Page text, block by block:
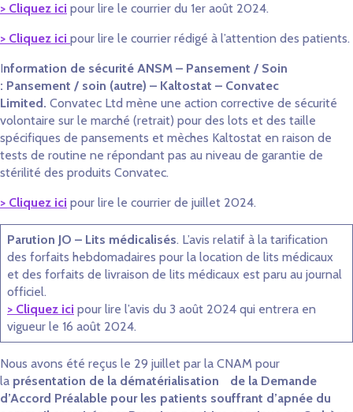
> Cliquez ici pour lire le courrier du 1er août 2024.
> Cliquez ici pour lire le courrier rédigé à l’attention des patients.
Information de sécurité ANSM – Pansement / Soin
: Pansement / soin (autre) – Kaltostat – Convatec
Limited. Convatec Ltd mène une action corrective de sécurité
volontaire sur le marché (retrait) pour des lots et des taille
spécifiques de pansements et mèches Kaltostat en raison de
tests de routine ne répondant pas au niveau de garantie de
stérilité des produits Convatec.
> Cliquez ici pour lire le courrier de juillet 2024.
Parution JO – Lits médicalisés. L’avis relatif à la tarification
des forfaits hebdomadaires pour la location de lits médicaux
et des forfaits de livraison de lits médicaux est paru au journal
officiel.
> Cliquez ici pour lire l’avis du 3 août 2024 qui entrera en
vigueur le 16 août 2024.
Nous avons été reçus le 29 juillet par la CNAM pour
la présentation de la dématérialisation de la Demande
d’Accord Préalable pour les patients souffrant d’apnée du